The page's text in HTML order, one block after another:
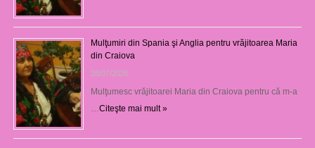
Mulţumiri din Spania şi Anglia pentru vrăjitoarea Maria
din Craiova
28/07/2026
Mulţumesc vrăjitoarei Maria din Craiova pentru că m-a
Citeşte mai mult »